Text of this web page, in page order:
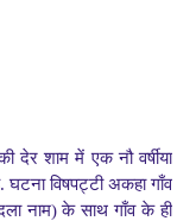
देर शाम में एक नौ वर्षीया
घटना विषपट्टी अकहा गाँव
नाम) के साथ गाँव के ही